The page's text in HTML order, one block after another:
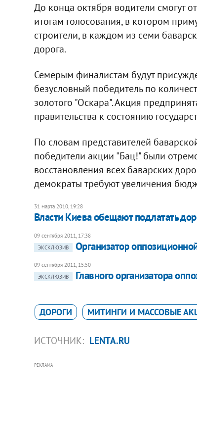
До конца октября водители смогут
итогам голосования, в котором
строители, в каждом из семи
дорога.
Семерым финалистам будут
безусловный победитель по
золотого "Оскара". Акция
правительства к состоянию
По словам представителей
победители акции "Бац!" были
восстановления всех баварских
демократы требуют увеличения
31 марта 2010, 19:28
Власти Киева обещают подлатать
09 сентября 2011, 17:38
ЭКСКЛЮЗИВ
Организатор
09 сентября 2011, 15:50
ЭКСКЛЮЗИВ
Главного организатора
ДОРОГИ МИТИНГИ И МАССОВЫЕ
ИСТОЧНИК: LENTA.RU
РЕКЛАМА